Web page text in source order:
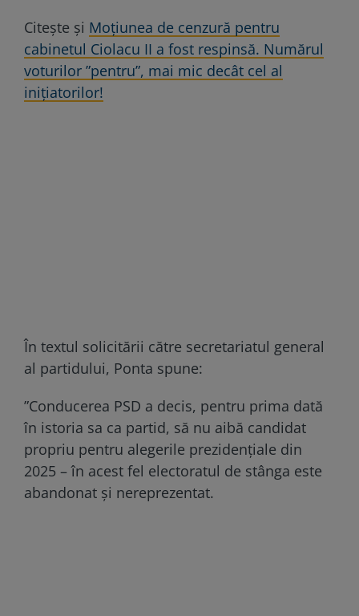
Citește și Moțiunea de cenzură pentru
cabinetul Ciolacu II a fost respinsă. Numărul
voturilor ”pentru”, mai mic decât cel al
inițiatorilor!
În textul solicitării către secretariatul general
al partidului, Ponta spune:
”Conducerea PSD a decis, pentru prima dată
în istoria sa ca partid, să nu aibă candidat
propriu pentru alegerile prezidențiale din
2025 – în acest fel electoratul de stânga este
abandonat și nereprezentat.